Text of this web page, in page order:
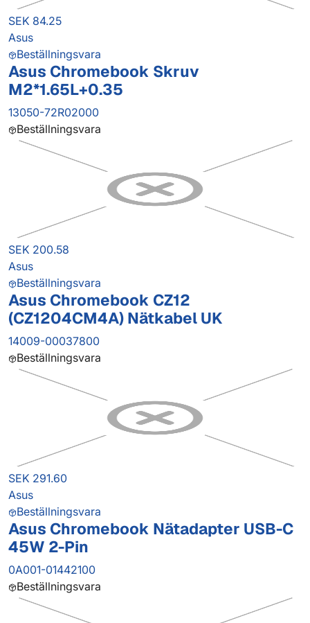
SEK 84.25
Asus
Beställningsvara
Asus Chromebook Skruv
M2*1.65L+0.35
13050-72R02000
Beställningsvara
SEK 200.58
Asus
Beställningsvara
Asus Chromebook CZ12
(CZ1204CM4A) Nätkabel UK
14009-00037800
Beställningsvara
SEK 291.60
Asus
Beställningsvara
Asus Chromebook Nätadapter USB-C
45W 2-Pin
0A001-01442100
Beställningsvara